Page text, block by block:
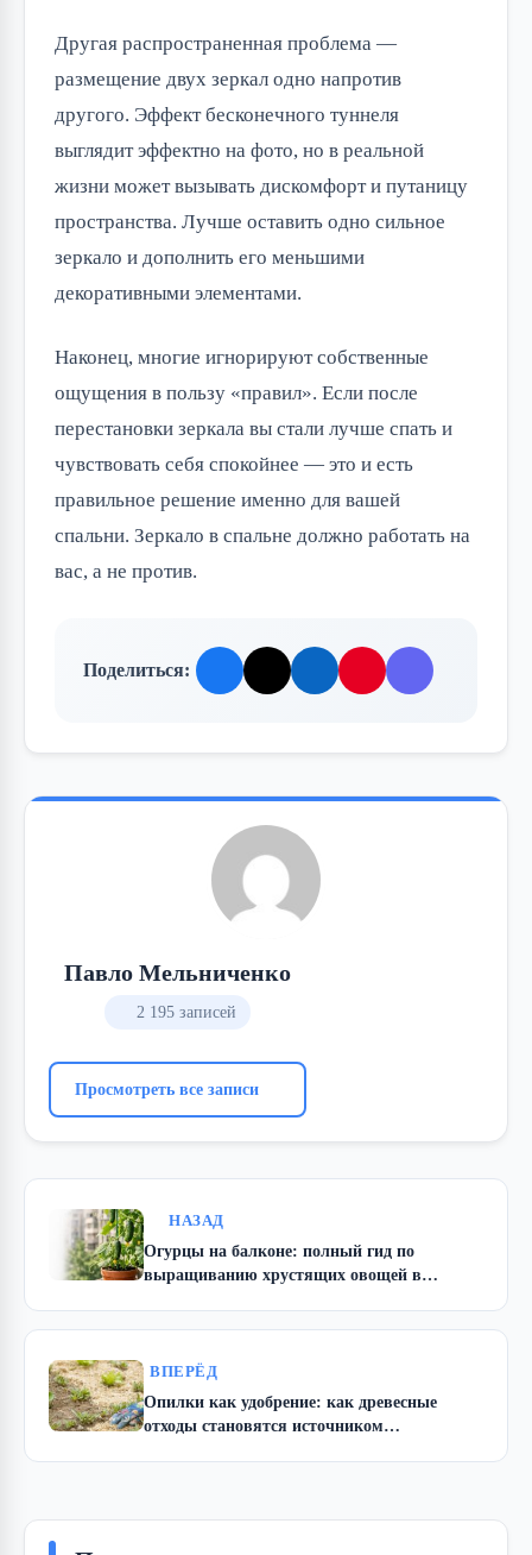
Другая распространенная проблема —
размещение двух зеркал одно напротив
другого. Эффект бесконечного туннеля
выглядит эффектно на фото, но в реальной
жизни может вызывать дискомфорт и путаницу
пространства. Лучше оставить одно сильное
зеркало и дополнить его меньшими
декоративными элементами.
Наконец, многие игнорируют собственные
ощущения в пользу «правил». Если после
перестановки зеркала вы стали лучше спать и
чувствовать себя спокойнее — это и есть
правильное решение именно для вашей
спальни. Зеркало в спальне должно работать на
вас, а не против.
Поделиться:
Павло Мельниченко
2 195 записей
Просмотреть все записи
НАЗАД
Огурцы на балконе: полный гид по
выращиванию хрустящих овощей в
ВПЕРЁД
Опилки как удобрение: как древесные
отходы становятся источником